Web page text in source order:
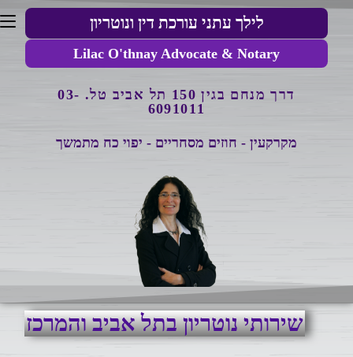
לילך עתני עורכת דין ונוטריון
Lilac O'thnay Advocate & Notary
דרך מנחם בגין 150 תל אביב
טל. 03-
6091011
מקרקעין - חוזים מסחריים - יפוי כח מתמשך
שירותי נוטריון בתל אביב והמרכז